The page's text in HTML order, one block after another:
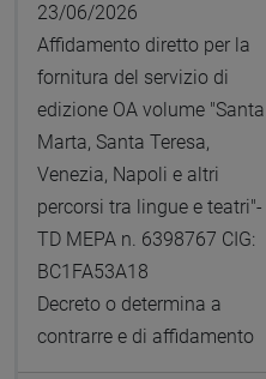
23/06/2026
Affidamento diretto per la
fornitura del servizio di
edizione OA volume "Santa
Marta, Santa Teresa,
Venezia, Napoli e altri
percorsi tra lingue e teatri"-
TD MEPA n. 6398767 CIG:
BC1FA53A18
Decreto o determina a
contrarre e di affidamento